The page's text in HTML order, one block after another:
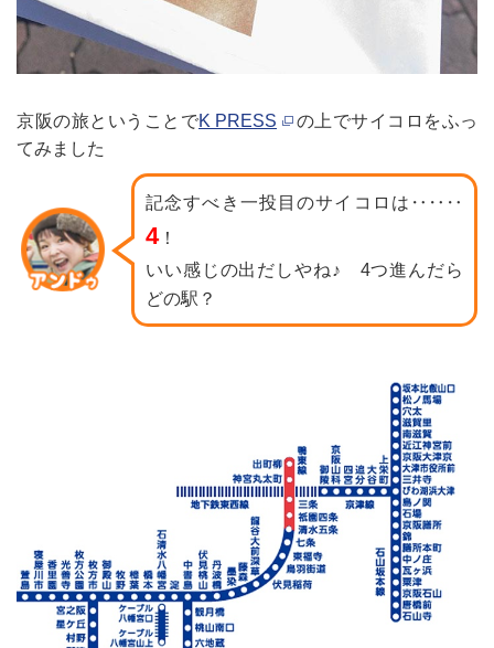
京阪の旅ということでK PRESS
の上でサイコロをふっ
てみました
記念すべき一投目のサイコロは‥‥‥
4！
いい感じの出だしやね♪ 4つ進んだら
どの駅？